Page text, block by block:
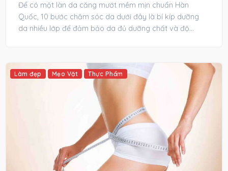
Để có một làn da căng mướt mềm mịn chuẩn Hàn
Quốc, 10 bước chăm sóc da dưới đây là bí kíp dưỡng
da nhiều lớp để đảm bảo da đủ dưỡng chất và độ...
Làm đẹp Mẹo Vặt Thực Phẩm